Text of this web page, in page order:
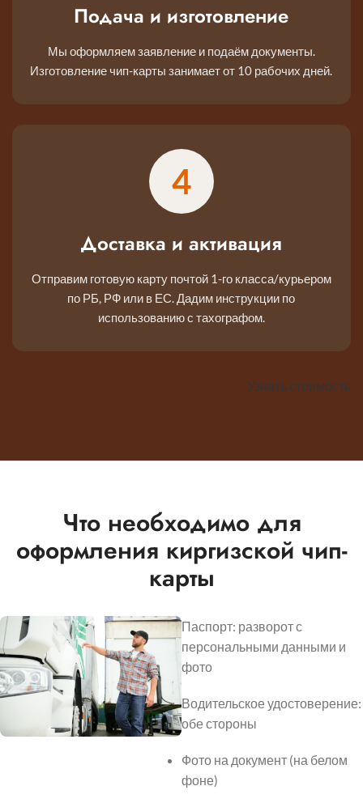
Подача и изготовление
Мы оформляем заявление и подаём документы.
Изготовление чип-карты занимает от 10 рабочих дней.
4
Доставка и активация
Отправим готовую карту почтой 1-го класса/курьером
по РБ, РФ или в ЕС. Дадим инструкции по
использованию с тахографом.
Узнать стоимость
Что необходимо для
оформления киргизской чип-
карты
Паспорт: разворот с
персональными данными и
фото
Водительское удостоверение:
обе стороны
Фото на документ (на белом
фоне)